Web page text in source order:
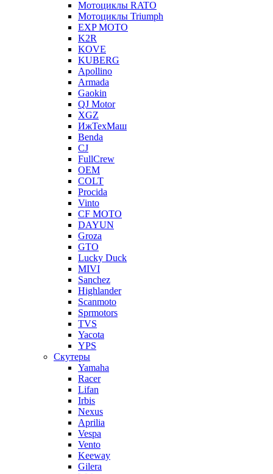
Мотоциклы RATO
Мотоциклы Triumph
EXP MOTO
K2R
KOVE
KUBERG
Apollino
Armada
Gaokin
QJ Motor
XGZ
ИжТехМаш
Benda
CJ
FullCrew
OEM
COLT
Procida
Vinto
CF MOTO
DAYUN
Groza
GTO
Lucky Duck
MIVI
Sanchez
Highlander
Scanmoto
Sprmotors
TVS
Yacota
YPS
Скутеры
Yamaha
Racer
Lifan
Irbis
Nexus
Aprilia
Vespa
Vento
Keeway
Gilera